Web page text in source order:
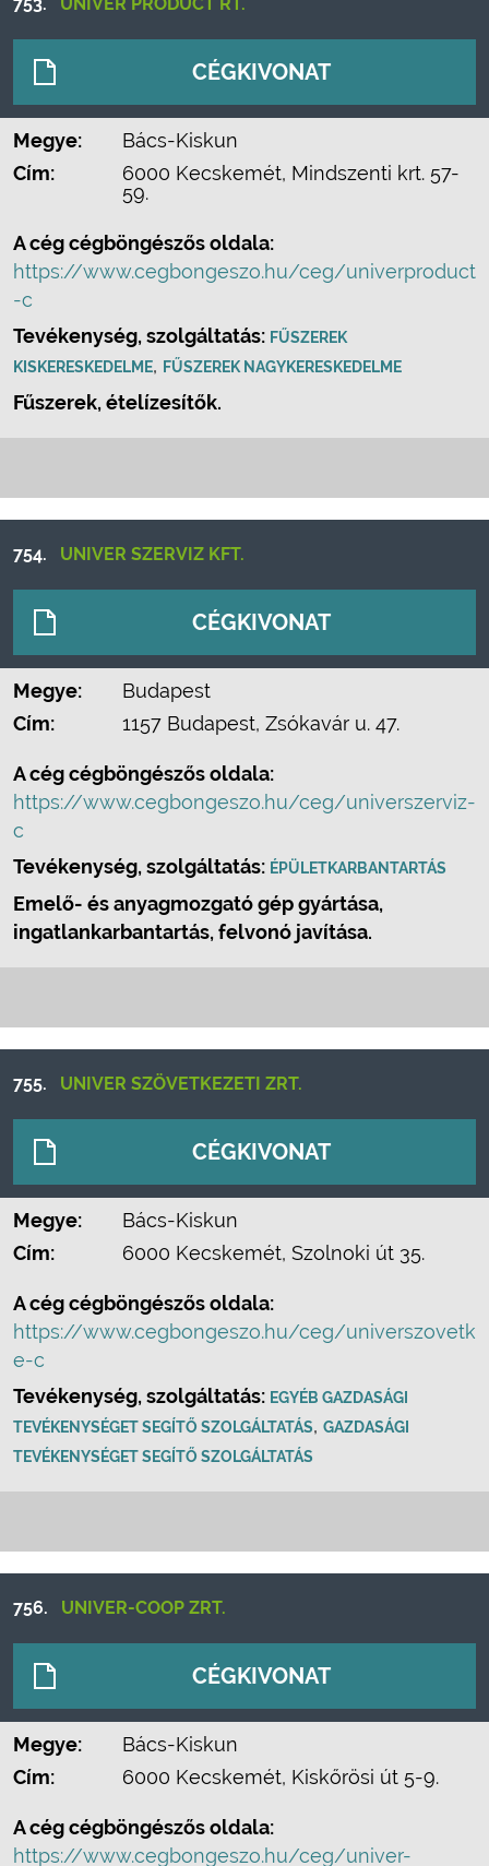
CÉGKIVONAT
Megye:
Bács-Kiskun
Cím:
6000 Kecskemét, Mindszenti krt. 57-
59.
A cég cégböngészős oldala:
https://www.cegbongeszo.hu/ceg/univerproduct
-c
Tevékenység, szolgáltatás: FŰSZEREK
KISKERESKEDELME, FŰSZEREK NAGYKERESKEDELME
Fűszerek, ételízesítők.
754. UNIVER SZERVIZ KFT.
CÉGKIVONAT
Megye:
Budapest
Cím:
1157 Budapest, Zsókavár u. 47.
A cég cégböngészős oldala:
https://www.cegbongeszo.hu/ceg/universzerviz-
c
Tevékenység, szolgáltatás: ÉPÜLETKARBANTARTÁS
Emelő- és anyagmozgató gép gyártása,
ingatlankarbantartás, felvonó javítása.
755. UNIVER SZÖVETKEZETI ZRT.
CÉGKIVONAT
Megye:
Bács-Kiskun
Cím:
6000 Kecskemét, Szolnoki út 35.
A cég cégböngészős oldala:
https://www.cegbongeszo.hu/ceg/universzovetk
e-c
Tevékenység, szolgáltatás: EGYÉB GAZDASÁGI
TEVÉKENYSÉGET SEGÍTŐ SZOLGÁLTATÁS, GAZDASÁGI
TEVÉKENYSÉGET SEGÍTŐ SZOLGÁLTATÁS
756. UNIVER-COOP ZRT.
CÉGKIVONAT
Megye:
Bács-Kiskun
Cím:
6000 Kecskemét, Kiskőrösi út 5-9.
A cég cégböngészős oldala:
https://www.cegbongeszo.hu/ceg/univer-